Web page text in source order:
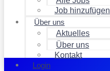
Job hinzufügen
Über uns
Aktuelles
Über uns
Kontakt
Login